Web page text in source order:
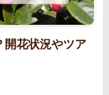
開花状況やツア